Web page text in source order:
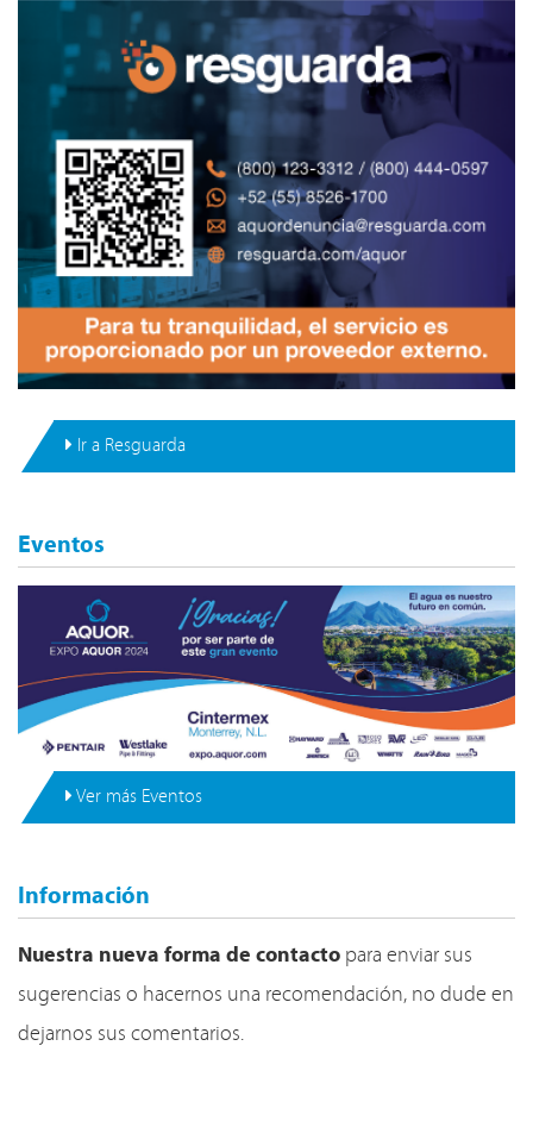
Ir a Resguarda
Eventos
Ver más Eventos
Información
Nuestra nueva forma de contacto para enviar sus
sugerencias o hacernos una recomendación, no dude en
dejarnos sus comentarios.